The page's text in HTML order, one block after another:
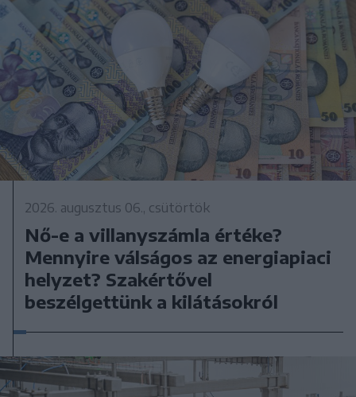
2026. augusztus 06., csütörtök
Nő-e a villanyszámla értéke?
Mennyire válságos az energiapiaci
helyzet? Szakértővel
beszélgettünk a kilátásokról